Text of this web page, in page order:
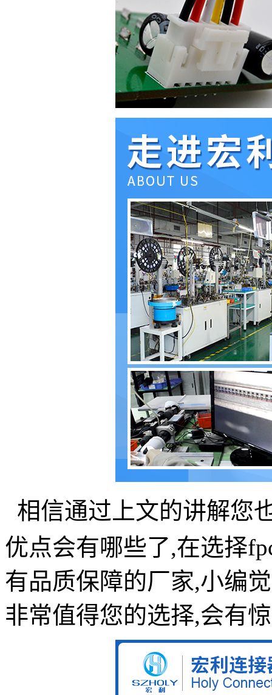
相信通过上文的讲解您
优点会有哪些了,在选择
有品质保障的厂家,小编
非常值得您的选择,会有